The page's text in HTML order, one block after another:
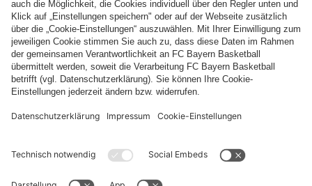
FC Bayern Store App
WIDERRUF